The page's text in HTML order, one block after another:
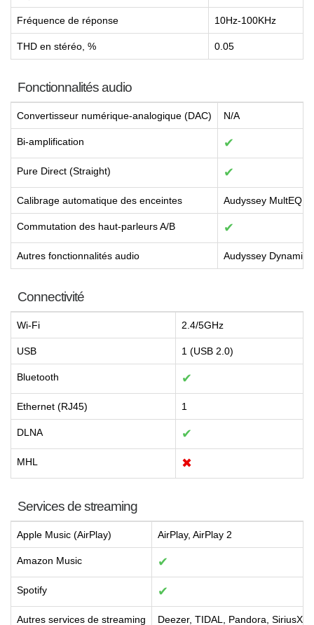
Fréquence de réponse 10Hz-100KHz
THD en stéréo, % 0.05
Fonctionnalités audio
Convertisseur numérique-analogique (DAC) N/A
Bi-amplification ✔
Pure Direct (Straight) ✔
Calibrage automatique des enceintes Audyssey MultEQ
Commutation des haut-parleurs A/B ✔
Autres fonctionnalités audio Audyssey Dynamic
Connectivité
Wi-Fi 2.4/5GHz
USB 1 (USB 2.0)
Bluetooth ✔
Ethernet (RJ45) 1
DLNA ✔
MHL ✖
Services de streaming
Apple Music (AirPlay) AirPlay, AirPlay 2
Amazon Music ✔
Spotify ✔
Autres services de streaming Deezer, TIDAL, Pandora,